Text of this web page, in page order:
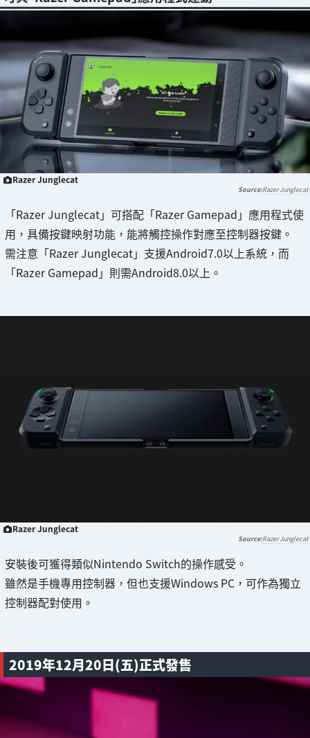
Razer Junglecat
Razer Junglecat
「Razer Junglecat」可搭配「Razer Gamepad」應用程式使
用，具備按鍵映射功能，能將觸控操作對應至控制器按鍵。
需注意「Razer Junglecat」支援Android7.0以上系統，而
「Razer Gamepad」則需Android8.0以上。
Razer Junglecat
Razer Junglecat
安裝後可獲得類似Nintendo Switch的操作感受。
雖然是手機專用控制器，但也支援Windows PC，可作為獨立
控制器配對使用。
2019年12月20日(五)正式發售